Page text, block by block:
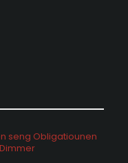
seng Obligatiounen